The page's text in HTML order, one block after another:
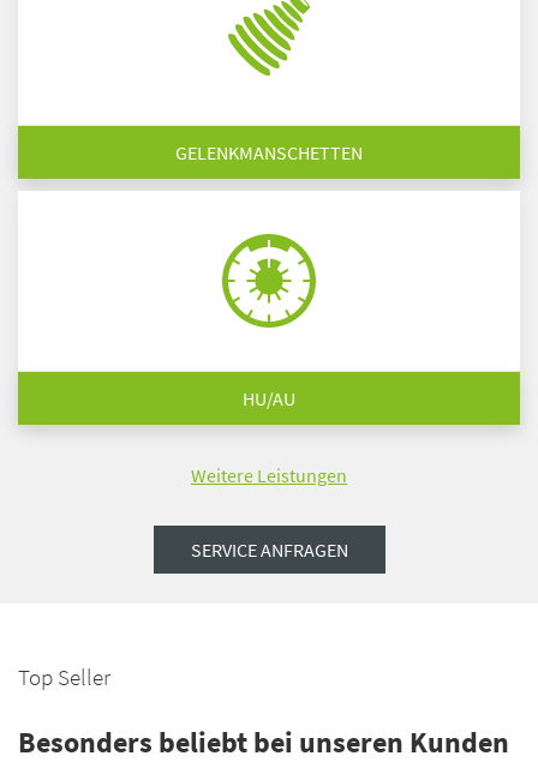
GELENKMANSCHETTEN
HU/AU
Weitere Leistungen
SERVICE ANFRAGEN
Top Seller
Besonders beliebt bei unseren Kunden